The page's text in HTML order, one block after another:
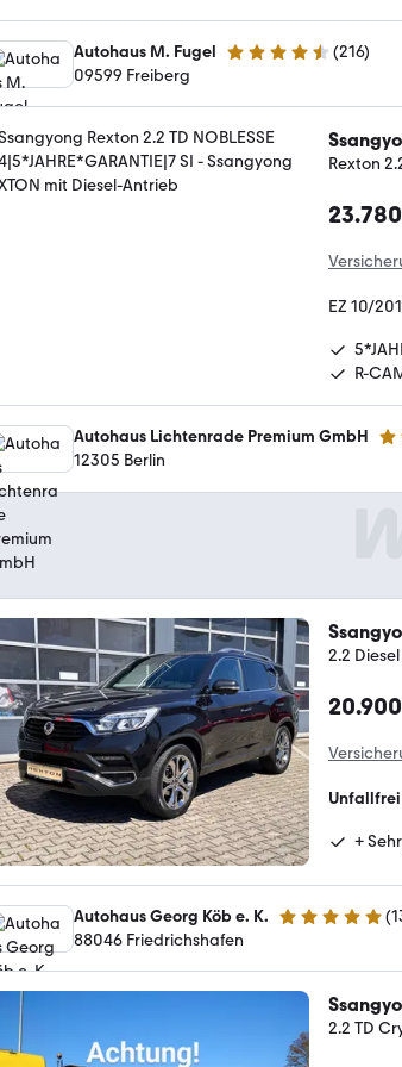
Autohaus M. Fugel 4.4 Sterne (216)
09599 Freiberg
Rexton
EZ 10/
R-
Autohaus Lichtenrade Premium GmbH
12305 Berlin
2.2
Unfallfrei
+
Autohaus Georg Köb e. K. 5 Sterne (
88046 Friedrichshafen
2.2 TD